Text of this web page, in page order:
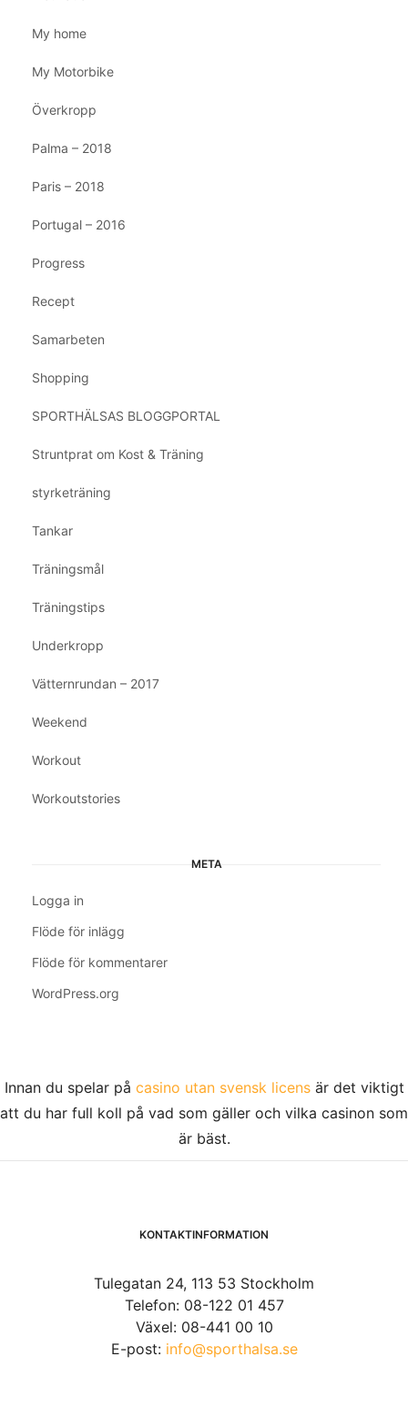
My home
My Motorbike
Överkropp
Palma – 2018
Paris – 2018
Portugal – 2016
Progress
Recept
Samarbeten
Shopping
SPORTHÄLSAS BLOGGPORTAL
Struntprat om Kost & Träning
styrketräning
Tankar
Träningsmål
Träningstips
Underkropp
Vätternrundan – 2017
Weekend
Workout
Workoutstories
META
Logga in
Flöde för inlägg
Flöde för kommentarer
WordPress.org
Innan du spelar på casino utan svensk licensär det viktigt
att du har full koll på vad som gäller och vilka casinon som
är bäst.
KONTAKTINFORMATION
Tulegatan 24, 113 53 Stockholm
Telefon: 08-122 01 457
Växel: 08-441 00 10
E-post: info@sporthalsa.se